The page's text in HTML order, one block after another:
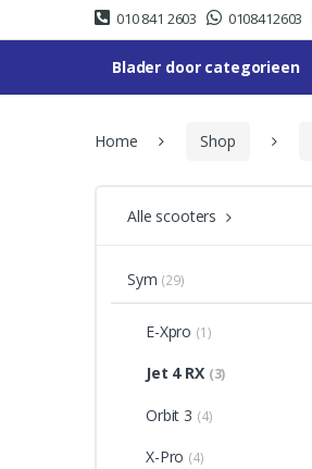
to
to
010 841 2603 0108412603
Blader door categorieen
Home Shop
Alle scooters
Sym (29)
E-Xpro (1)
Jet 4 RX (3)
Orbit 3 (4)
X-Pro (4)